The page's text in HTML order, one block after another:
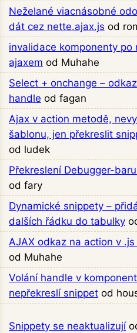
Neželané viacnásobné
dát cez nette.ajax.js od
invalidace komponenty po
ajaxem od Muhahe
Select + onchange –
handle od fagan
Ajax v action metodě,
šablonu, jen překreslit
od ludek
Překreslení Debugger-
od fary
Dynamické snippety –
dalších řádku do tabulky
AJAX odkaz na action v
od Muhahe
Volání handle v
nepřekreslí snippet od
Snippety se neaktualizují